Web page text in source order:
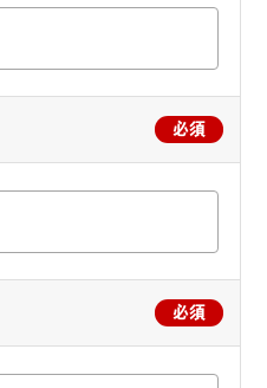
必須
必須